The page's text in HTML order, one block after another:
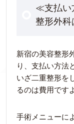
≪支払い
整形外科
新宿の美容整形
り、支払い方法
いざ二重整形を
るのは費用です
手術メニューに